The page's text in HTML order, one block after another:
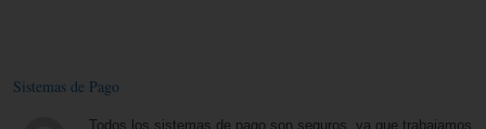
Sistemas de Pago
Todos los sistemas de pago son seguros, ya que trabajamos